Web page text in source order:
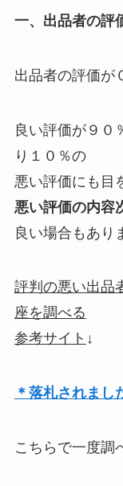
一、出品者の評
出品者の評価が
良い評価が９０
り１０％の
悪い評価にも目
悪い評価の内容
良い場合もあり
評判の悪い出品
座を調べる
参考サイト ↓
＊落札されまし
こちらで一度調